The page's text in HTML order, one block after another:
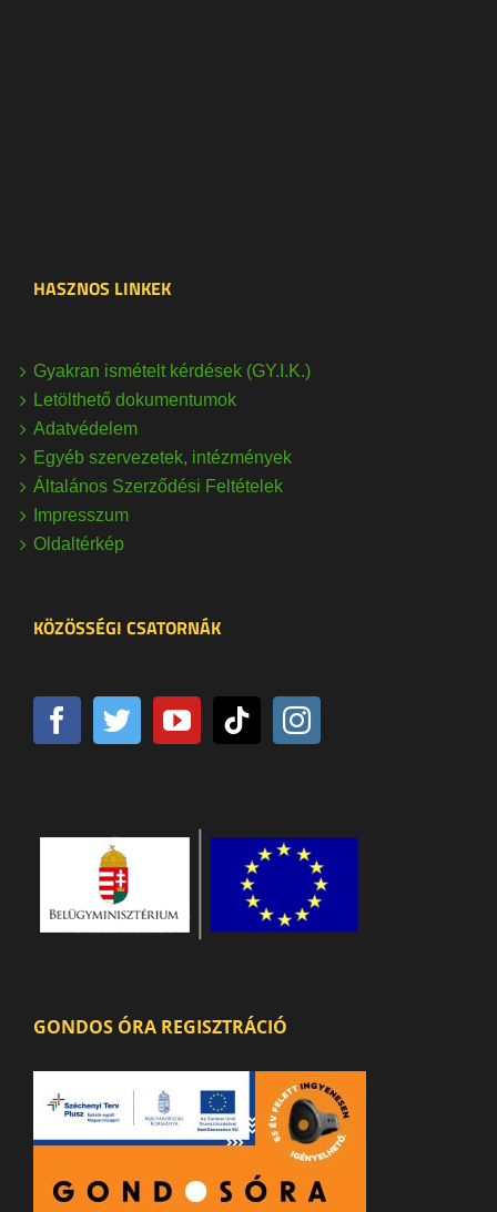
HASZNOS LINKEK
Gyakran ismételt kérdések (GY.I.K.)
Letölthető dokumentumok
Adatvédelem
Egyéb szervezetek, intézmények
Általános Szerződési Feltételek
Impresszum
Oldaltérkép
KÖZÖSSÉGI CSATORNÁK
GONDOS ÓRA REGISZTRÁCIÓ